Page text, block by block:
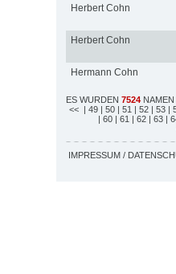
Herbert Cohn
Herbert Cohn
Hermann Cohn
ES WURDEN 7524
<< | 49 | 50 | 51 | 52 | 53 |
| 60 | 61 | 62 | 63 |
IMPRESSUM /